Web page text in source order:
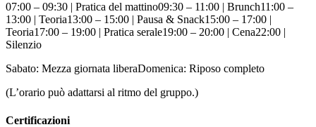
07:00 – 09:30 | Pratica del mattino09:30 – 11:00 | Brunch11:00 –
13:00 | Teoria13:00 – 15:00 | Pausa & Snack15:00 – 17:00 |
Teoria17:00 – 19:00 | Pratica serale19:00 – 20:00 | Cena22:00 |
Silenzio
Sabato: Mezza giornata liberaDomenica: Riposo completo
(L’orario può adattarsi al ritmo del gruppo.)
Certificazioni